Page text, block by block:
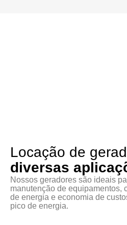
Locação de
diversas
Nossos geradores são ideais
manutenção de equipamentos,
de energia e economia de
pico de energia.